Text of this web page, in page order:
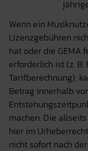
Wenn ein
Lizenzgebühren
hat oder die GEMA
erforderlich ist (z.
Tarifberechnung),
Betrag innerhalb
machen. Die
hier im
nicht sofort nach